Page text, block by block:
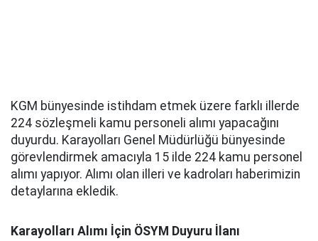
KGM bünyesinde istihdam etmek üzere farklı illerde
224 sözleşmeli kamu personeli alımı yapacağını
duyurdu. Karayolları Genel Müdürlüğü bünyesinde
görevlendirmek amacıyla 15 ilde 224 kamu personel
alımı yapıyor. Alımı olan illeri ve kadroları haberimizin
detaylarına ekledik.
Karayolları Alımı İçin ÖSYM Duyuru İlanı